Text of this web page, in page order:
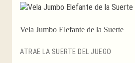
Vela Jumbo Elefante de la Suerte
ATRAE LA SUERTE DEL JUEGO